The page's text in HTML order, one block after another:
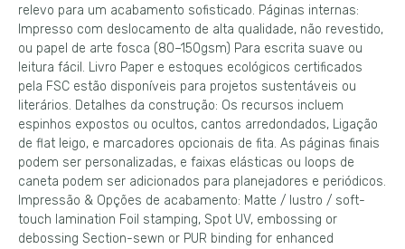
relevo para um acabamento sofisticado. Páginas internas:
Impresso com deslocamento de alta qualidade, não revestido,
ou papel de arte fosca (80–150gsm) Para escrita suave ou
leitura fácil. Livro Paper e estoques ecológicos certificados
pela FSC estão disponíveis para projetos sustentáveis ​​ou
literários. Detalhes da construção: Os recursos incluem
espinhos expostos ou ocultos, cantos arredondados, Ligação
de flat leigo, e marcadores opcionais de fita. As páginas finais
podem ser personalizadas, e faixas elásticas ou loops de
caneta podem ser adicionados para planejadores e periódicos.
Impressão & Opções de acabamento: Matte / lustro / soft-
touch lamination Foil stamping, Spot UV, embossing or
debossing Section-sewn or PUR binding for enhanced